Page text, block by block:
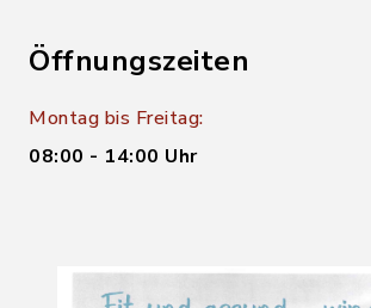
Öffnungszeiten
Montag bis Freitag:
08:00 - 14:00 Uhr